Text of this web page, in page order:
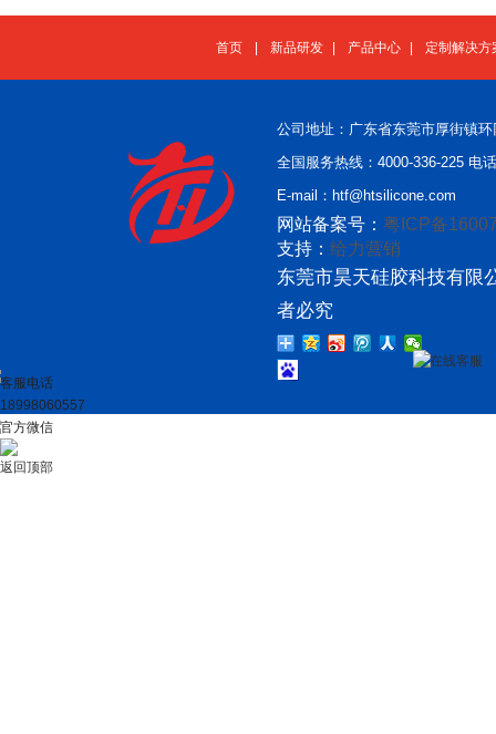
首页 新品研发 产品中心 定制解决方
公司地址：广东省东莞市厚街镇
全国服务热线：4000-336-225 电
E-mail：htf@htsilicone.com
网站备案号： 粤ICP备
支持： 给力营销
东莞市昊天硅胶科技有限
者必究
在线客服
客服电话
18998060557
官方微信
返回顶部